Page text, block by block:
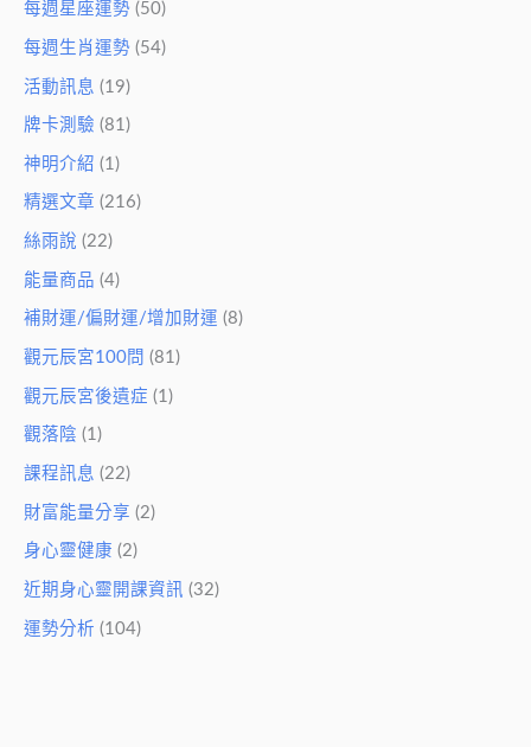
每週星座運勢 (50)
每週生肖運勢 (54)
活動訊息 (19)
牌卡測驗 (81)
神明介紹 (1)
精選文章 (216)
絲雨說 (22)
能量商品 (4)
補財運/偏財運/增加財運 (8)
觀元辰宮100問 (81)
觀元辰宮後遺症 (1)
觀落陰 (1)
課程訊息 (22)
財富能量分享 (2)
身心靈健康 (2)
近期身心靈開課資訊 (32)
運勢分析 (104)